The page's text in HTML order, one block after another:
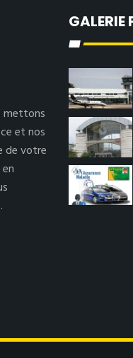
mettons
et nos
de votre
GALERIE